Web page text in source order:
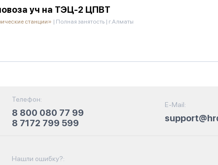
уч на ТЭЦ-2 ЦПВТ
станции» | Полная занятость | г.Алматы
Телефон:
8 800 080 77 99
8 7172 799 599
E-Mail:
Нашли ошибку?: